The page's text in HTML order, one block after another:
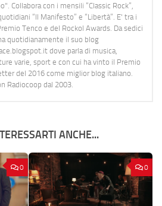
Collabora con i mensili “Classic Rock”,
“Il Manifesto” e “Libertà”. E' tra i
Tenco e del Rockol Awards. Da sedici
quotidianamente il suo blog
dove parla di musica,
varie, sport e con cui ha vinto il Premio
del 2016 come miglior blog italiano.
Radiocoop dal 2003.
ANCHE...
0 0